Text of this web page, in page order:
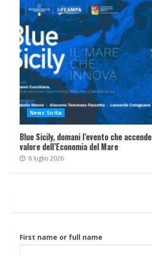
News Sicilia
Blue Sicily, domani l’evento che
valore dell’Economia del Mare
6 luglio 2026
First name or full name